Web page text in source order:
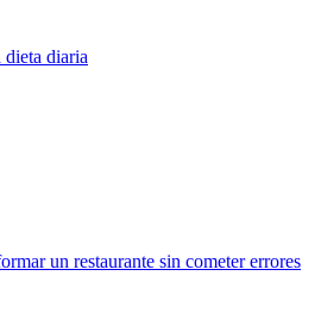
diaria
un restaurante sin cometer errores